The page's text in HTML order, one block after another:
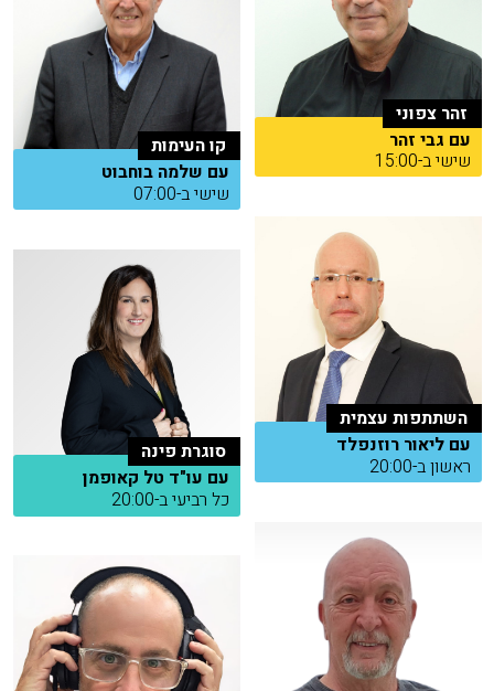
זהר צפוני
עם גבי זהר
שישי ב-15:00
קו העימות
עם שלמה בוחבוט
שישי ב-07:00
השתתפות עצמית
עם ליאור רוזנפלד
ראשון ב-20:00
סוגרת פינה
עם עו"ד טל קאופמן
כל רביעי ב-20:00